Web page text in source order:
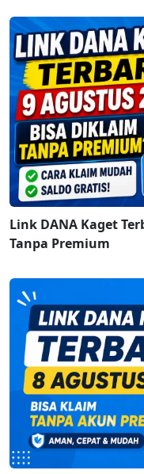
Link DANA Kaget
Tanpa Premium